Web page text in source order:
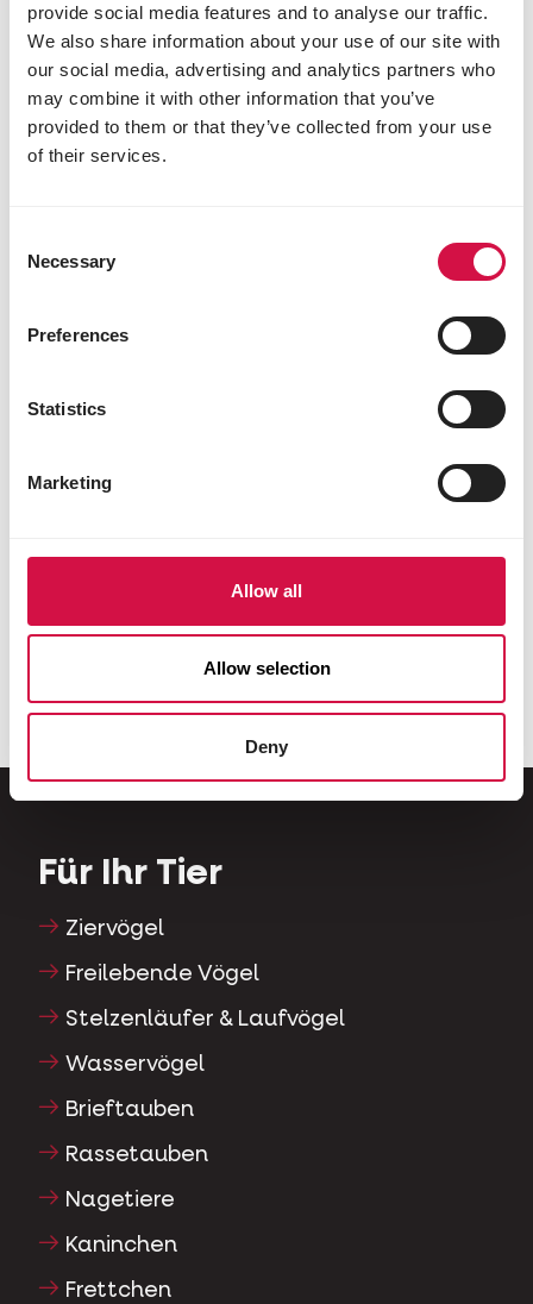
provide social media features and to analyse our traffic.
We also share information about your use of our site with
our social media, advertising and analytics partners who
may combine it with other information that you’ve
provided to them or that they’ve collected from your use
of their services.
Selection
Necessary
Preferences
Statistics
Marketing
Allow all
Allow selection
Deny
RASSETAUBEN
Wie wählen Sie das beste Futter für
Vorher
Für Ihr Tier
Ziervögel
Freilebende Vögel
Stelzenläufer & Laufvögel
Wasservögel
Brieftauben
Rassetauben
Nagetiere
Kaninchen
Frettchen